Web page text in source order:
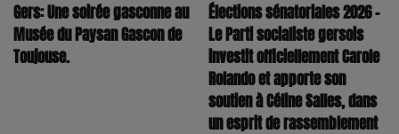
Gers: Une soirée gasconne au
Musée du Paysan Gascon de
Toujouse.
Élections sénatoriales 2026 –
Le Parti socialiste gersois
investit officiellement Carole
Rolando et apporte son
soutien à Céline Salles, dans
un esprit de rassemblement